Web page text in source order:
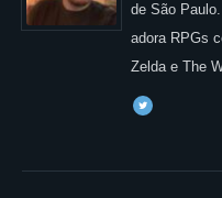
de São
adora RPGs
Zelda e The